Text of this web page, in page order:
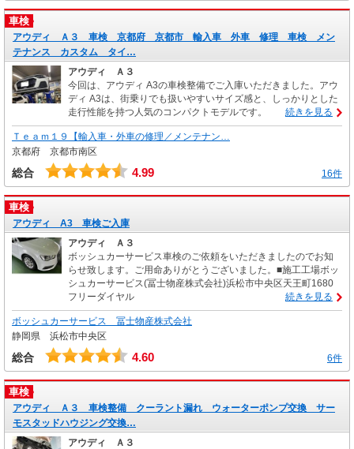
車検
アウディ Ａ３ 車検 京都府 京都市 輸入車 外車 修理 車検 メン
テナンス カスタム タイ…
アウディ Ａ３
今回は、アウディ A3の車検整備でご入庫いただきました。アウ
ディ A3は、街乗りでも扱いやすいサイズ感と、しっかりとした
走行性能を持つ人気のコンパクトモデルです。
続きを見る
Ｔｅａｍ１９【輸入車・外車の修理／メンテナン…
京都府 京都市南区
総合 4.99 16件
車検
アウディ A3 車検ご入庫
アウディ Ａ３
ボッシュカーサービス車検のご依頼をいただきましたのでお知
らせ致します。ご用命ありがとうございました。■施工工場ボッ
シュカーサービス(冨士物産株式会社)浜松市中央区天王町1680
フリーダイヤル
続きを見る
ボッシュカーサービス 冨士物産株式会社
静岡県 浜松市中央区
総合 4.60 6件
車検
アウディ Ａ３ 車検整備 クーラント漏れ ウォーターポンプ交換 サー
モスタッドハウジング交換…
アウディ Ａ３